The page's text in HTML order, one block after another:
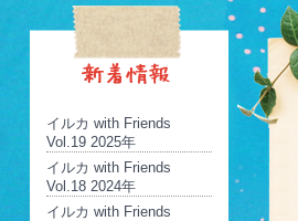
イルカ with Friends
Vol.19 2025年
イルカ with Friends
Vol.18 2024年
イルカ with Friends